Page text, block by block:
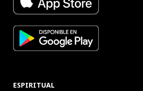
ESPIRITUAL